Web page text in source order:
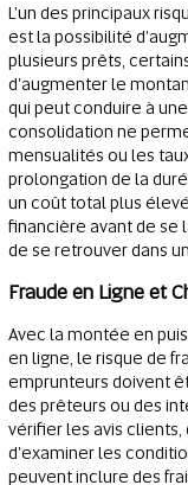
L'un des principaux
est la possibilité
plusieurs prêts,
d'augmenter le
qui peut conduire à
consolidation ne
mensualités ou les
prolongation de la
un coût total plus
financière avant de se
de se retrouver dans
Fraude en Ligne et
Avec la montée en
en ligne, le risque de
emprunteurs doivent
des prêteurs ou des
vérifier les avis
d'examiner les
peuvent inclure des